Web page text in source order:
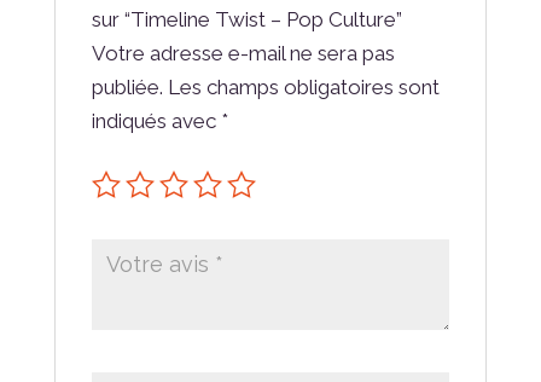
sur “Timeline Twist – Pop Culture”
Votre adresse e-mail ne sera pas
publiée. Les champs obligatoires sont
indiqués avec *